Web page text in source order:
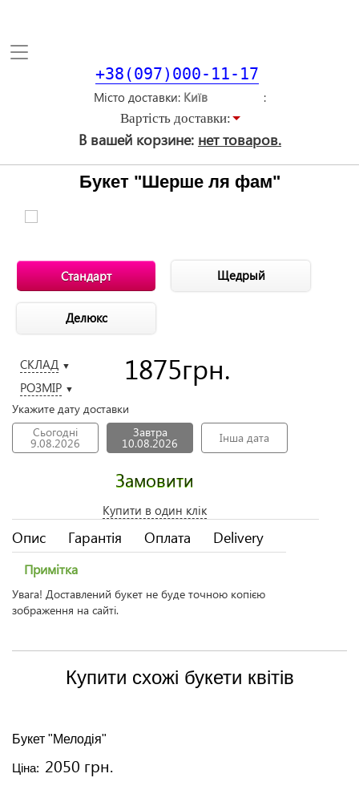
Toggle
+38(097)000-11-17
Місто доставки
Вартiсть доставки:
В вашей корзине: нет товаров.
Букет "Шерше ля фам"
Стандарт Щедрый
Делюкс
СКЛАД ▼
РОЗМІР ▼
1875грн.
Укажите дату доставки
Сьогодні
9.08.2026
Завтра
10.08.2026 Інша дата
Замовити
Купити в один клік
Опис Гарантія Оплата Delivery
Примітка
Увага! Доставлений букет не буде точною копією
зображення на сайті.
Купити схожі букети квітів
Букет "Мелодія"
Ціна: 2050 грн.